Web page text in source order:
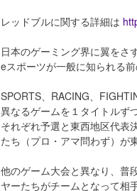
レッドブルに関する詳細は
日本のゲーミング界に翼をさ
eスポーツが一般に知られる
SPORTS、RACING、
異なるゲームを１タイトルず
それぞれ予選と東西地区代表
たち（プロ・アマ問わず）が
他のゲーム大会と異なり、普
ヤーたちがチームとなって相